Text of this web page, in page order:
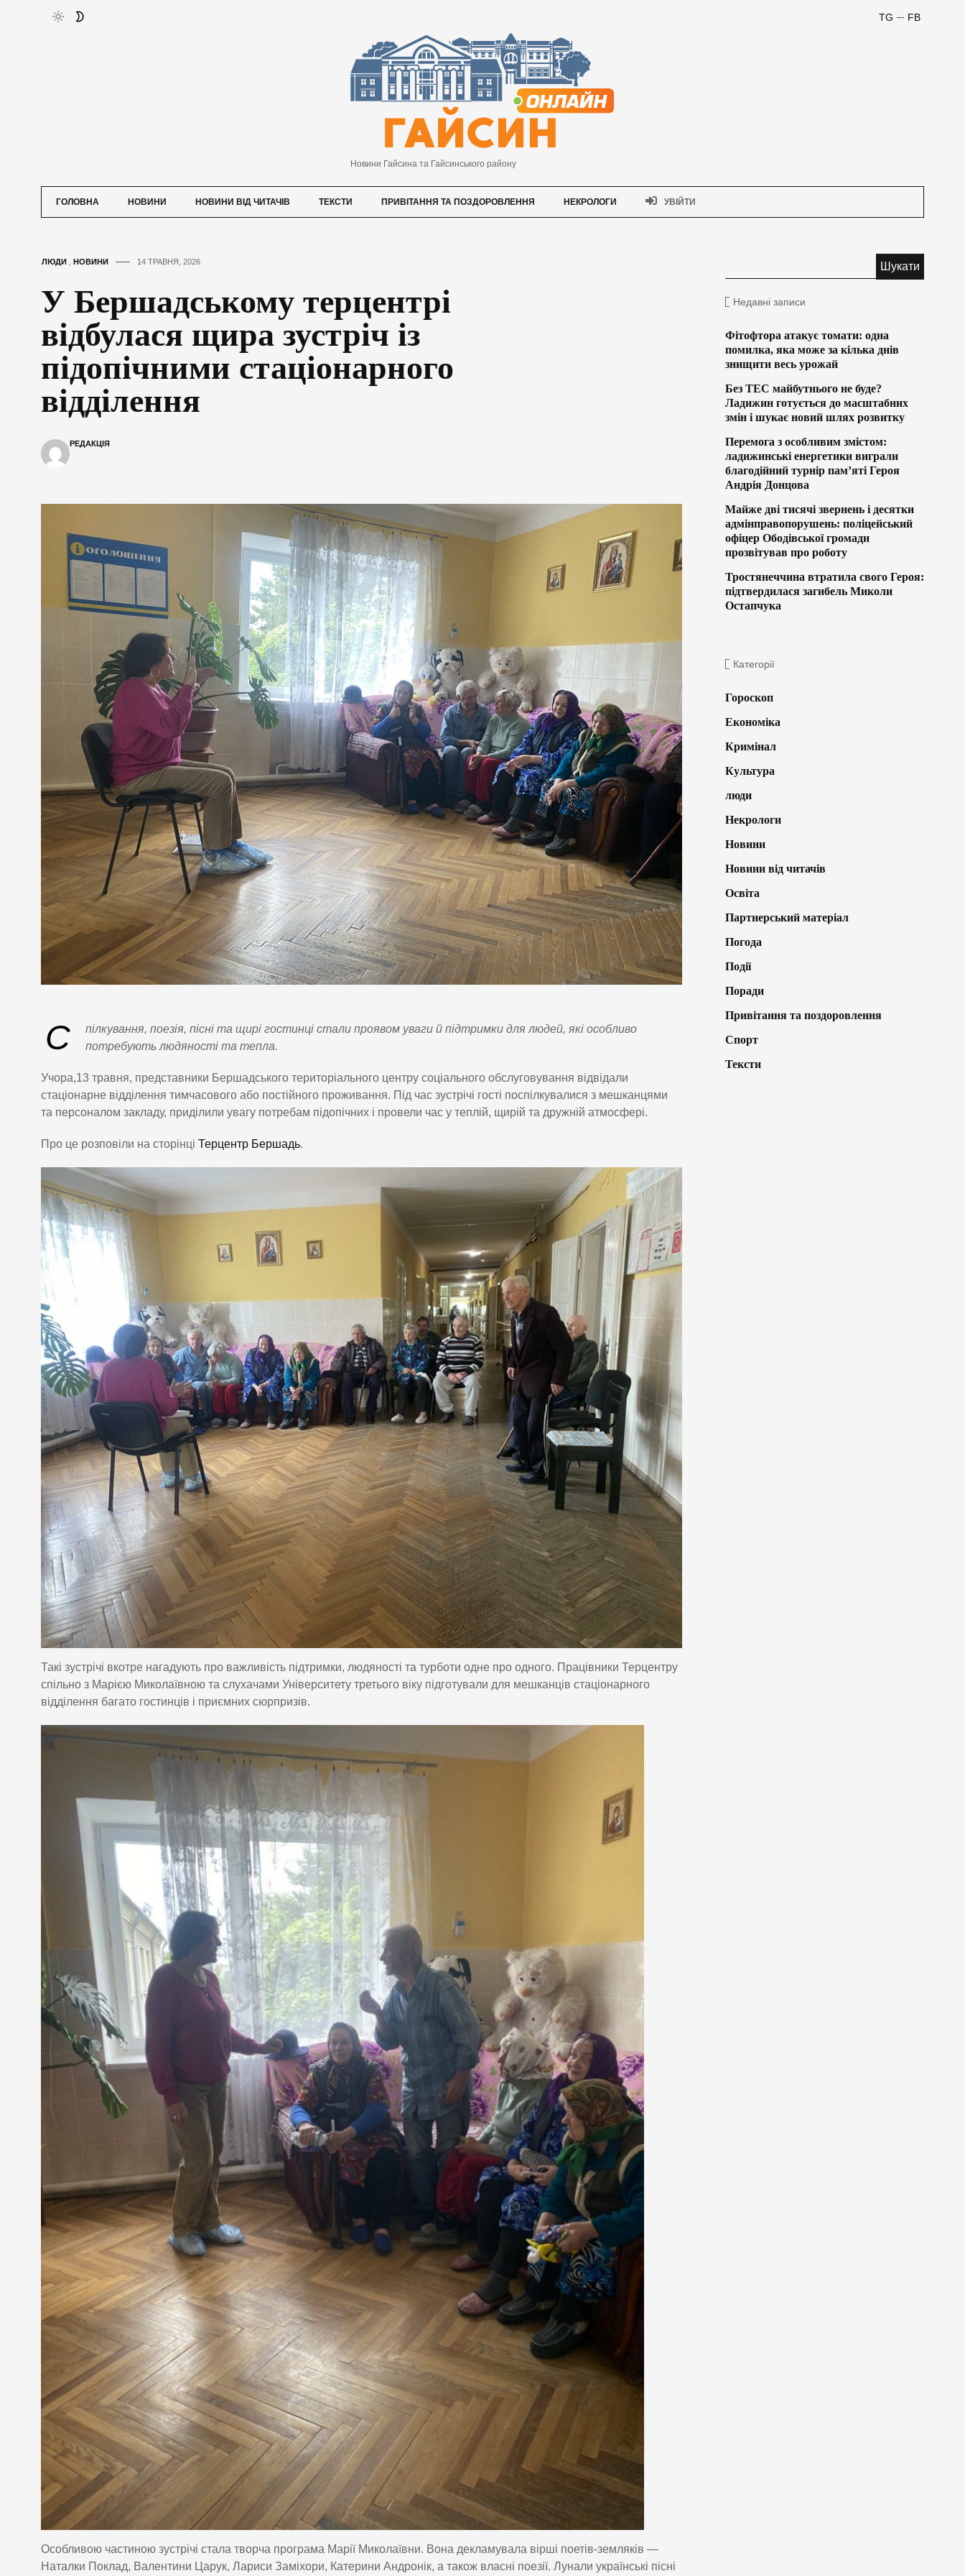
FB
TG
Новини Гайсина та Гайсинського району
ГОЛОВНА НОВИНИ НОВИНИ ВІД ЧИТАЧІВ ТЕКСТИ ПРИВІТАННЯ ТА ПОЗДОРОВЛЕННЯ НЕКРОЛОГИ УВІЙТИ
ЛЮДИ НОВИНИ 14 ТРАВНЯ, 2026
У Бершадському терцентрі
відбулася щира зустріч із
підопічними стаціонарного
відділення
РЕДАКЦІЯ
С
пілкування, поезія, пісні та щирі гостинці стали проявом уваги й підтримки для людей, які особливо
потребують людяності та тепла.
Учора,13 травня, представники Бершадського територіального центру соціального обслуговування відвідали
стаціонарне відділення тимчасового або постійного проживання. Під час зустрічі гості поспілкувалися з мешканцями
та персоналом закладу, приділили увагу потребам підопічних і провели час у теплій, щирій та дружній атмосфері.
Про це розповіли на сторінці Терцентр Бершадь.
Такі зустрічі вкотре нагадують про важливість підтримки, людяності та турботи одне про одного. Працівники Терцентру
спільно з Марією Миколаївною та слухачами Університету третього віку підготували для мешканців стаціонарного
відділення багато гостинців і приємних сюрпризів.
Особливою частиною зустрічі стала творча програма Марії Миколаївни. Вона декламувала вірші поетів-земляків —
Наталки Поклад, Валентини Царук, Лариси Заміхори, Катерини Андронік, а також власні поезії. Лунали українські пісні
Недавні записи
Фітофтора атакує томати: одна
помилка, яка може за кілька днів
знищити весь урожай
Без ТЕС майбутнього не буде?
Ладижин готується до масштабних
змін і шукає новий шлях розвитку
Перемога з особливим змістом:
ладижинські енергетики виграли
благодійний турнір пам’яті Героя
Андрія Донцова
Майже дві тисячі звернень і десятки
адмінправопорушень: поліцейський
офіцер Ободівської громади
прозвітував про роботу
Тростянеччина втратила свого Героя:
підтвердилася загибель Миколи
Остапчука
Категорії
Гороскоп
Економіка
Кримінал
Культура
люди
Некрологи
Новини
Новини від читачів
Освіта
Партнерський матеріал
Погода
Події
Поради
Привітання та поздоровлення
Спорт
Тексти